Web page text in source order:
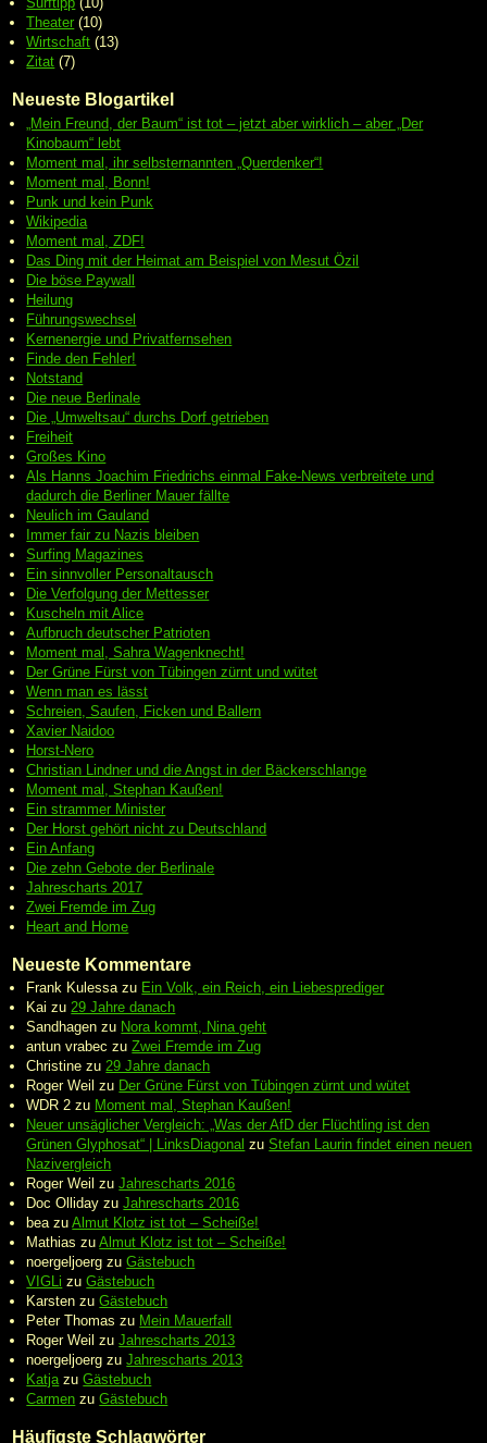
Theater (10)
Wirtschaft (13)
Zitat (7)
Neueste Blogartikel
„Mein Freund, der Baum“ ist tot – jetzt aber wirklich – aber „Der
Kinobaum“ lebt
Moment mal, ihr selbsternannten „Querdenker“!
Moment mal, Bonn!
Punk und kein Punk
Wikipedia
Moment mal, ZDF!
Das Ding mit der Heimat am Beispiel von Mesut Özil
Die böse Paywall
Heilung
Führungswechsel
Kernenergie und Privatfernsehen
Finde den Fehler!
Notstand
Die neue Berlinale
Die „Umweltsau“ durchs Dorf getrieben
Freiheit
Großes Kino
Als Hanns Joachim Friedrichs einmal Fake-News verbreitete und
dadurch die Berliner Mauer fällte
Neulich im Gauland
Immer fair zu Nazis bleiben
Surfing Magazines
Ein sinnvoller Personaltausch
Die Verfolgung der Mettesser
Kuscheln mit Alice
Aufbruch deutscher Patrioten
Moment mal, Sahra Wagenknecht!
Der Grüne Fürst von Tübingen zürnt und wütet
Wenn man es lässt
Schreien, Saufen, Ficken und Ballern
Xavier Naidoo
Horst-Nero
Christian Lindner und die Angst in der Bäckerschlange
Moment mal, Stephan Kaußen!
Ein strammer Minister
Der Horst gehört nicht zu Deutschland
Ein Anfang
Die zehn Gebote der Berlinale
Jahrescharts 2017
Zwei Fremde im Zug
Heart and Home
Neueste Kommentare
Frank Kulessazu Ein Volk, ein Reich, ein Liebesprediger
Kai zu29 Jahre danach
Sandhagen zu Nora kommt, Nina geht
antun vrabec zuZwei Fremde im Zug
Christine zu29 Jahre danach
Roger Weil zu Der Grüne Fürst von Tübingen zürnt und wütet
WDR 2 zu Moment mal, Stephan Kaußen!
Neuer unsäglicher Vergleich: „Was der AfD der Flüchtling ist den
Grünen Glyphosat“ | LinksDiagonal zuStefan Laurin findet einen neuen
Nazivergleich
Roger Weil zuJahrescharts 2016
Doc Olliday zuJahrescharts 2016
beazuAlmut Klotz ist tot – Scheiße!
Mathias zuAlmut Klotz ist tot – Scheiße!
noergeljoerg zuGästebuch
VIGLi zuGästebuch
Karsten zuGästebuch
Peter Thomas zu Mein Mauerfall
Roger Weil zuJahrescharts 2013
noergeljoerg zuJahrescharts 2013
KatjazuGästebuch
Carmen zuGästebuch
Häufigste Schlagwörter